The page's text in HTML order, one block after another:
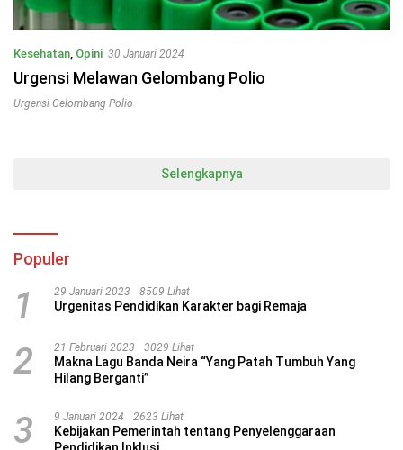
Kesehatan, Opini 30 Januari 2024
Urgensi Melawan Gelombang Polio
Urgensi Gelombang Polio
Selengkapnya
Populer
1 29 Januari 2023 8509 Lihat
Urgenitas Pendidikan Karakter bagi Remaja
2 21 Februari 2023 3029 Lihat
Makna Lagu Banda Neira “Yang Patah Tumbuh Yang
Hilang Berganti”
3 9 Januari 2024 2623 Lihat
Kebijakan Pemerintah tentang Penyelenggaraan